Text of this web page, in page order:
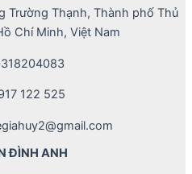
Trường Thạnh, Thành phố Thủ
Chí Minh, Việt Nam
122 525
ĐÌNH ANH